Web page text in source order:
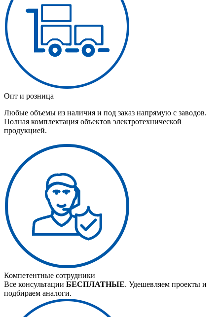
Опт и розница
Любые объемы из наличия и под заказ напрямую с заводов.
Полная комплектация объектов электротехнической
продукцией.
Компетентные сотрудники
Все консультации БЕСПЛАТНЫЕ. Удешевляем проекты и
подбираем аналоги.